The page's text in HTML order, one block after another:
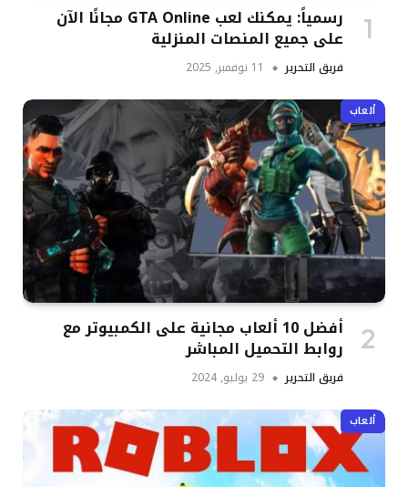
رسمياً: يمكنك لعب GTA Online مجانًا الآن
على جميع المنصات المنزلية
فريق التحرير 11 نوفمبر, 2025
ألعاب
أفضل 10 ألعاب مجانية على الكمبيوتر مع
روابط التحميل المباشر
فريق التحرير 29 يوليو, 2024
ألعاب